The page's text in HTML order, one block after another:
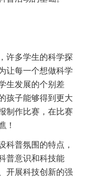
许多学生的科学探
让每一个想做科学
生发展的个别差
孩子能够得到更大
制作比赛，在比赛
！
科普氛围的特点，
普意识和科技能
开展科技创新的强